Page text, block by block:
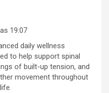
19:07
daily wellness
to help support spinal
of built-up tension, and
movement throughout